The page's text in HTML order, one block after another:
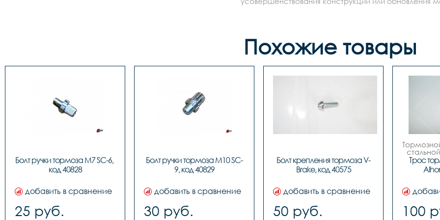
Похожие товары
Болт ручки тормоза M7 SC-6,
код 40828
добавить в сравнение
25 руб.
Болт ручки тормоза M10 SC-
9, код 40829
добавить в сравнение
30 руб.
Болт крепления тормоза V-
Brake, код 40575
добавить в сравнение
50 руб.
(№.98
length
за
Трос
100